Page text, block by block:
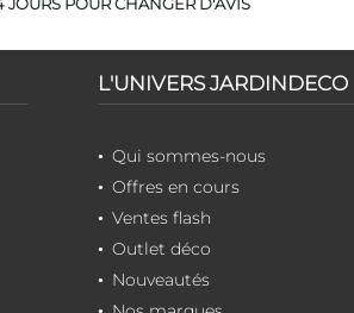
L'UNIVERS JARDINDECO
Qui sommes-nous
Offres en cours
Ventes flash
Outlet déco
Nouveautés